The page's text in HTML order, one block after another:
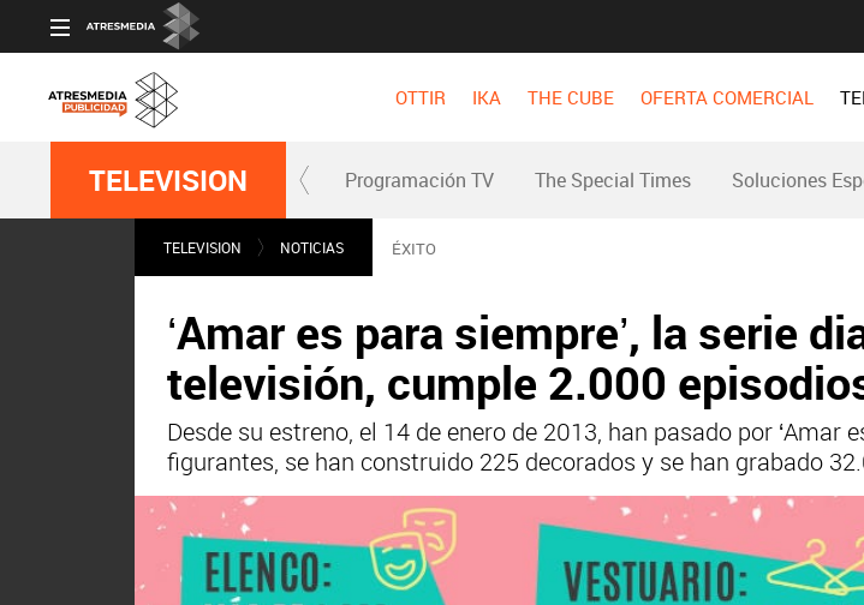
OTTIR IKA THE CUBE OFERTA COMERCIAL
TELEVISION Programación TV The Special Times Soluciones
TELEVISION NOTICIAS ÉXITO
‘Amar es para siempre’, la serie
televisión, cumple 2.000
Desde su estreno, el 14 de enero de 2013, han pasado por
figurantes, se han construido 225 decorados y se han grabado